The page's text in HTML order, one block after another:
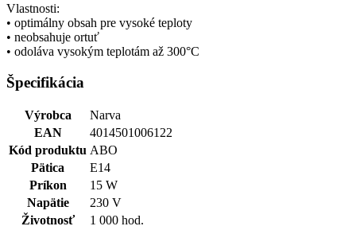
Vlastnosti:
• optimálny obsah pre vysoké teploty
• neobsahuje ortuť
• odoláva vysokým teplotám až 300°C
Špecifikácia
Výrobca
Narva
EAN
4014501006122
Kód produktu ABO
Pätica
E14
Príkon
15 W
Napätie
230 V
Životnosť
1 000 hod.